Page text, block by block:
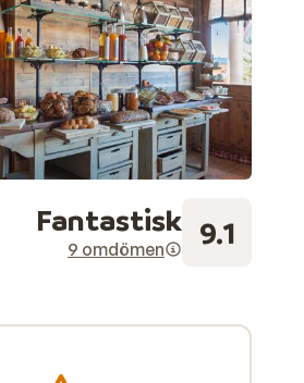
Fantastisk
9 omdömen 9.1